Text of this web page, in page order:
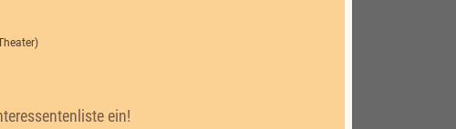
ein!